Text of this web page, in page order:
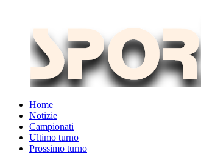
Home
Notizie
Campionati
Ultimo turno
Prossimo turno